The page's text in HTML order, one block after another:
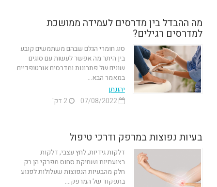
מה ההבדל בין מדרסים לעמידה ממושכת
למדרסים רגילים?
סוג חומרי הגלם שבהם משתמשים קובע
בין היתר מה אפשר לעשות עם סוגים
שונים של פתרונות ומדרסים אורטופדיים.
במאמר הבא...
יהונתן
07/08/2022
2 דק'
בעיות נפוצות במרפק ודרכי טיפול
דלקות גידיות, לחץ עצבי, דלקות
רצועתיות ושחיקת סחוס מפרקי הן רק
חלק מהבעיות הנפוצות שעלולות לפגוע
בתפקוד של המרפק....